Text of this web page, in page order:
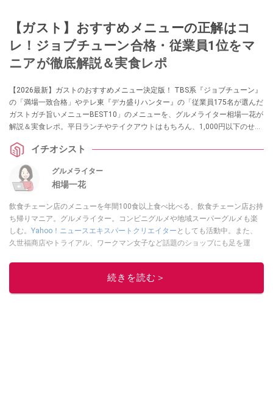
【ガスト】おすすめメニューの正解はコ
レ！ジョブチューン合格・従業員1位をマ
ニアが徹底解説＆実食レポ
【2026最新】ガストのおすすめメニュー決定版！ TBS系『ジョブチューン』
の「満場一致合格」やテレ東『デカ盛りハンター』の「従業員175名が選んだ
ガストガチ旨いメニューBEST10」のメニューを、グルメライター相場一花が
解説＆実食レポ。平日ランチやテイクアウトはもちろん、1,000円以下のせん
注文方法を徹底ガイドします。
イチオシスト
グルメライター
相場一花
飲食チェーン店のメニューを年間100食以上食べ比べる、飲食チェーン店お持
ち帰りマニア。グルメライター。コンビニグルメや地域スーパーグルメも楽
しむ。 Yahoo！ニュースエキスパートクリエイター としても活動中。また、
久世福商店やトライアル、ワークマン女子など話題のショップにも足を運
「週刊プレイボーイ」、宝島社「おいしい！ シャトレーゼBOOK」などでグ
ルメライター、食の専門家として出演実績あり。
続きを読む＞